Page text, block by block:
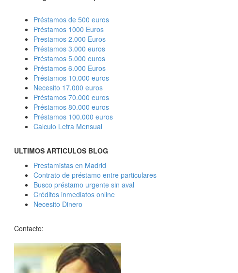
Préstamos de 500 euros
Préstamos 1000 Euros
Prestamos 2.000 Euros
Préstamos 3.000 euros
Préstamos 5.000 euros
Préstamos 6.000 Euros
Préstamos 10.000 euros
Necesito 17.000 euros
Préstamos 70.000 euros
Préstamos 80.000 euros
Préstamos 100.000 euros
Calculo Letra Mensual
ULTIMOS ARTICULOS BLOG
Prestamistas en Madrid
Contrato de préstamo entre particulares
Busco préstamo urgente sin aval
Créditos inmediatos online
Necesito Dinero
Contacto: